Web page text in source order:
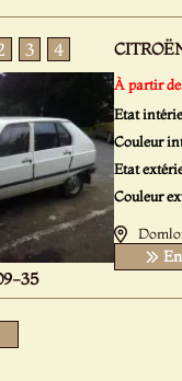
3 4
35
À partir de
Etat
Couleur
Etat
Couleur